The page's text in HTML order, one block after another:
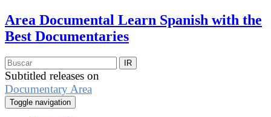
Area Documental Learn Spanish with the
Best Documentaries
Subtitled releases on
Documentary Area
Toggle navigation